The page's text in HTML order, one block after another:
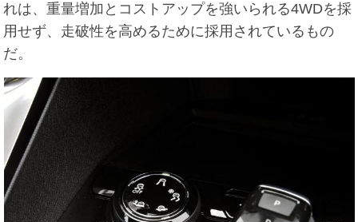
れは、重量増加とコストアップを強いられる4WDを採
用せず、走破性を高めるために採用されているもの
だ。